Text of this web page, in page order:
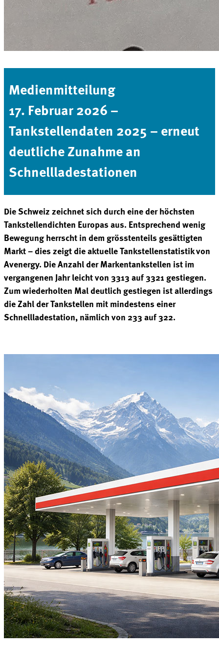
Medienmitteilung
17. Februar 2026 –
Tankstellendaten 2025 – erneut
deutliche Zunahme an
Schnellladestationen
Die Schweiz zeichnet sich durch eine der höchsten
Tankstellendichten Europas aus. Entsprechend wenig
Bewegung herrscht in dem grösstenteils gesättigten
Markt – dies zeigt die aktuelle Tankstellenstatistik von
Avenergy. Die Anzahl der Markentankstellen ist im
vergangenen Jahr leicht von 3313 auf 3321 gestiegen.
Zum wiederholten Mal deutlich gestiegen ist allerdings
die Zahl der Tankstellen mit mindestens einer
Schnellladestation, nämlich von 233 auf 322.